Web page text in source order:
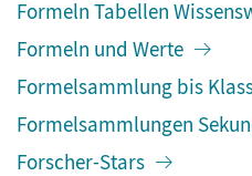
Formeln Tabellen
Formeln und Werte
Formelsammlung bis
Formelsammlungen
Forscher-Stars